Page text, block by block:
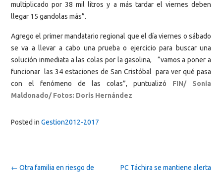
multiplicado por 38 mil litros y a más tardar el viernes deben
llegar 15 gandolas más”.
Agrego el primer mandatario regional que el día viernes o sábado
se va a llevar a cabo una prueba o ejercicio para buscar una
solución inmediata a las colas por la gasolina, “vamos a poner a
funcionar las 34 estaciones de San Cristóbal para ver qué pasa
con el fenómeno de las colas”, puntualizó FIN/ Sonia
Maldonado/ Fotos: Doris Hernández
Posted in Gestion2012-2017
Post
PC Táchira se mantiene alerta
← Otra familia en riesgo de